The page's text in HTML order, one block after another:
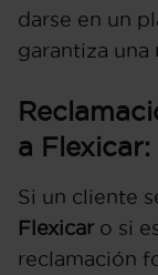
darse en un
garantiza una
a
Si un cliente
Flexicaro si
reclamación